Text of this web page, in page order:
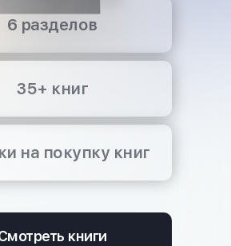
на покупку книг
6 разделов
книги
35+ книг